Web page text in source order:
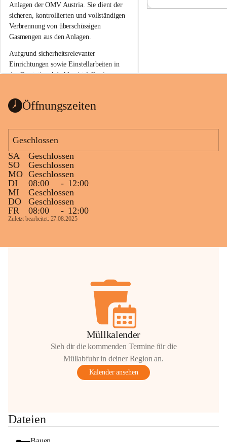
Anlagen der OMV Austria. Sie dient der
sicheren, kontrollierten und vollständigen
Verbrennung von überschüssigen
Gasmengen aus den Anlagen.
Aufgrund sicherheitsrelevanter
Einrichtungen sowie Einstellarbeiten in
der Gasstation Aderklaa ist fallweise
kommenden Tagen und Wochen wird
sein.
Die OMV Austria ist bemüht, für die
Bevölkerung ungewohnte, jedoch
technisch notwendige Betriebszustände so
kurz wie möglich zu halten.
Wir bitten daher die umliegende
Bevölkerung um Verständnis.
anrainer-service@omv.com
Bei Fragen, Anliegen oder Beschwerden.
Die OMV wird im Zuge von
Öffnungszeiten
Geschlossen
SA
Geschlossen
SO
Geschlossen
MO Geschlossen
DI
08:00 - 12:00
MI
Geschlossen
DO
Geschlossen
FR
08:00 - 12:00
Zuletzt bearbeitet: 27.08.2025
Müllkalender
Sieh dir die kommenden Termine für die
Müllabfuhr in deiner Region an.
Kalender ansehen
Dateien